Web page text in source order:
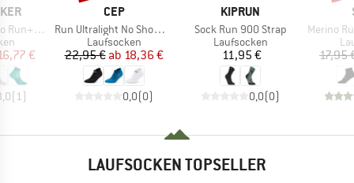
Mini
Preis
€
(1 )
MARKE
CEP
Artikel
Run Ultralight No Show 4.0
Produktgruppe
Laufsocken
Preis
22,95 € reduzierter Preis
ab 18,36 €
0,0(0)
MARKE
KIPRUN
Artikel
Sock Run 900 Strap
Produktgruppe
Laufsocken
Preis
11,95 €
0,0(0)
Artikel
Merino
17,95
LAUFSOCKEN TOPSELLER